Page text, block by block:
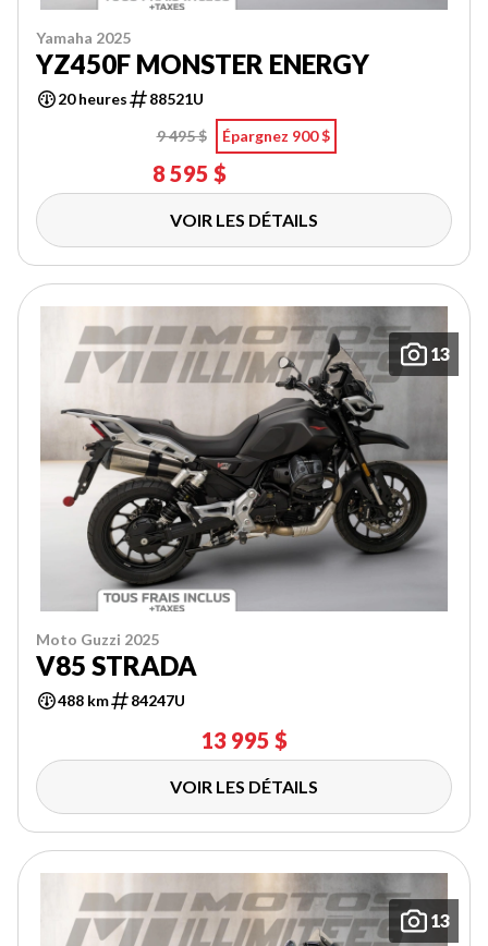
Yamaha 2025
YZ450F MONSTER ENERGY
20 heures
88521U
9 495 $
Épargnez 900 $
8 595 $
VOIR LES DÉTAILS
13
Moto Guzzi 2025
V85 STRADA
488 km 84247U
13 995 $
VOIR LES DÉTAILS
13